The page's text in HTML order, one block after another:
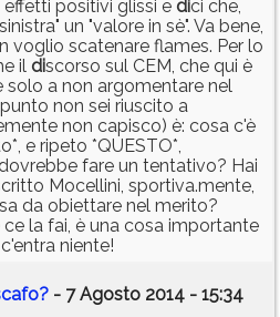
effetti positivi glissi e dici che,
un "valore in sè". Va bene,
voglio scatenare flames. Per lo
il discorso sul CEM, che qui è
a non argomentare nel
non sei riuscito a
non capisco) è: cosa c'è
e ripeto *QUESTO*,
fare un tentativo? Hai
Mocellini, sportiva.mente,
da obiettare nel merito?
ce la fai, è una cosa importante
niente!
- 7 Agosto 2014 - 15:34